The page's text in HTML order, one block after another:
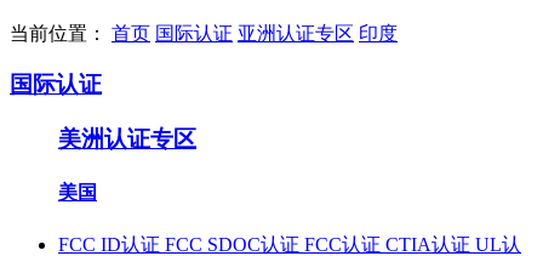
当前位置： 首页 国际认证 亚洲认证专区 印度
国际认证
美洲认证专区
美国
FCC ID认证 FCC SDOC认证 FCC认证 CTIA认证 UL认